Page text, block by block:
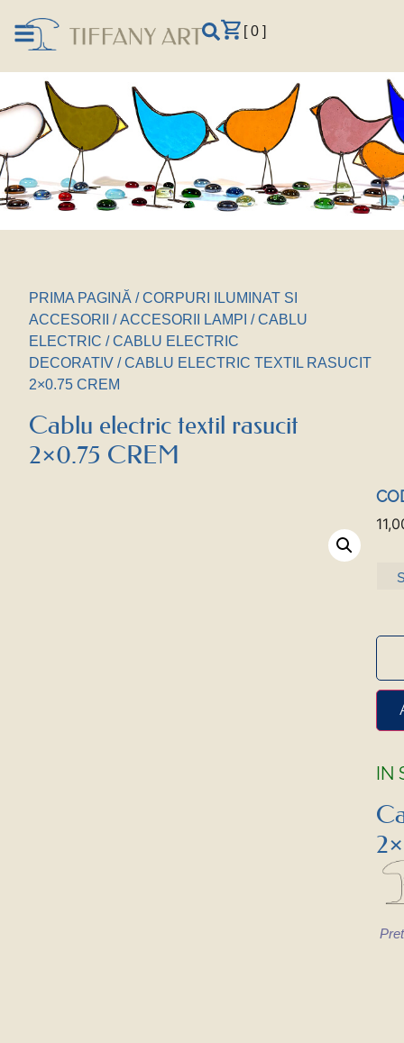
[ 0 ]
PRIMA PAGINĂ /CORPURI ILUMINAT SI
ACCESORII
/ACCESORII LAMPI /CABLU
ELECTRIC /CABLU ELECTRIC
DECORATIV / CABLU ELECTRIC TEXTIL RASUCIT
2×0.75 CREM
Cablu electric textil rasucit
2×0.75 CREM
IN